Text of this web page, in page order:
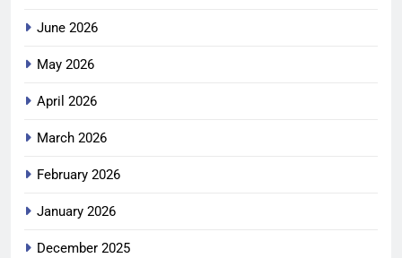
June 2026
May 2026
April 2026
March 2026
February 2026
January 2026
December 2025